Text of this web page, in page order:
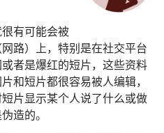
有可能会被
路）上，特别是在社交平台
者是爆红的短片，这些资料
和短片都很容易被人编辑，
片显示某个人说了什么或做
造的。